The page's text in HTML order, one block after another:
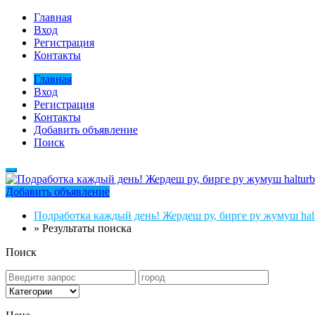
Главная
Вход
Регистрация
Контакты
Главная
Вход
Регистрация
Контакты
Добавить объявление
Поиск
Добавить объявление
Подработка каждый день! Жердеш ру, бирге ру жумуш
» Результаты поиска
Поиск